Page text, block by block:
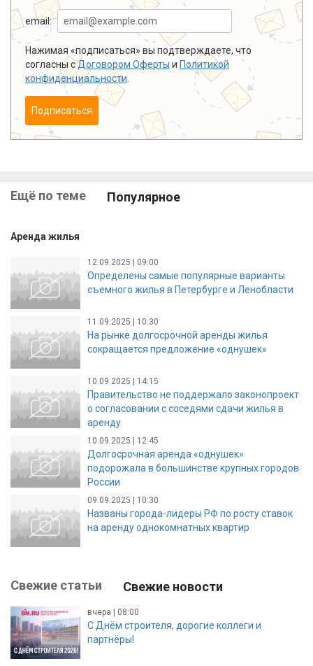
email:
Нажимая «подписаться» вы подтверждаете, что
согласны сДоговором Оферты и Политикой
конфиденциальности
Подписаться
Ещё по теме Популярное
Аренда жилья
12.09.2025 | 09:00
Определены самые популярные варианты
съемного жилья в Петербурге и Ленобласти
11.09.2025 | 10:30
На рынке долгосрочной аренды жилья
сокращается предложение «однушек»
10.09.2025 | 14:15
Правительство не поддержало законопроект
о согласовании с соседями сдачи жилья в
аренду
10.09.2025 | 12:45
Долгосрочная аренда «однушек»
подорожала в большинстве крупных городов
России
09.09.2025 | 10:30
Названы города-лидеры РФ по росту ставок
на аренду однокомнатных квартир
Свежие статьи Свежие новости
вчера | 08:00
С Днём строителя, дорогие коллеги и
партнёры!